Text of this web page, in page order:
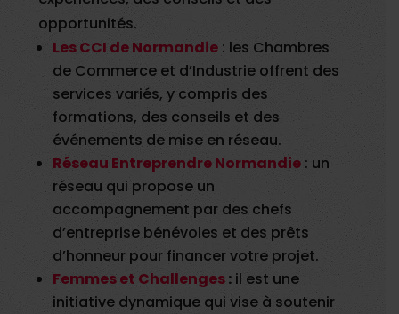
opportunités.
Les CCI de Normandie : les Chambres
de Commerce et d’Industrie offrent des
services variés, y compris des
formations, des conseils et des
événements de mise en réseau.
Réseau Entreprendre Normandie : un
réseau qui propose un
accompagnement par des chefs
d’entreprise bénévoles et des prêts
d’honneur pour financer votre projet.
Femmes et Challenges: il est une
initiative dynamique qui vise à soutenir